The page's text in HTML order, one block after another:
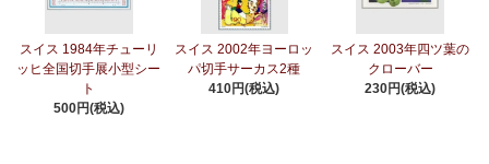
スイス 1984年チューリ
ッヒ全国切手展小型シー
ト
500円(税込)
スイス 2002年ヨーロッ
パ切手サーカス2種
410円(税込)
スイス 2003年四ツ葉の
クローバー
230円(税込)